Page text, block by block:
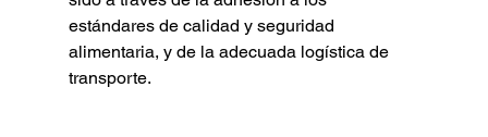
estándares de calidad y seguridad
alimentaria, y de la adecuada logística de
transporte.